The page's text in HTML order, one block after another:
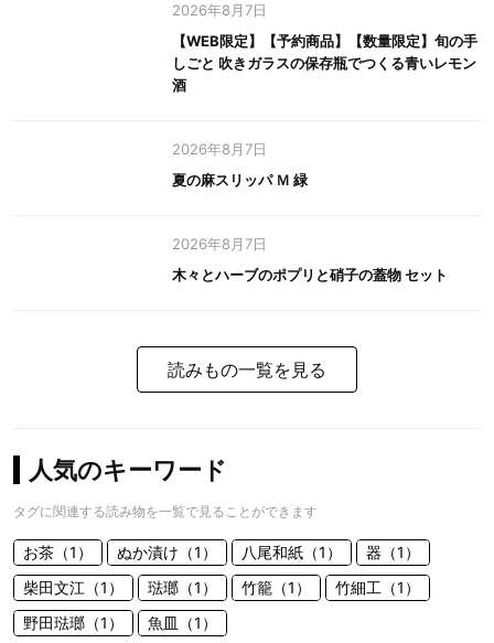
2026年8月7日
【WEB限定】【予約商品】【数量限定】旬の手
しごと 吹きガラスの保存瓶でつくる青いレモン
酒
2026年8月7日
夏の麻スリッパ Ｍ 緑
2026年8月7日
木々とハーブのポプリと硝子の蓋物 セット
読みもの一覧を見る
人気のキーワード
タグに関連する読み物を一覧で見ることができます
お茶（1） ぬか漬け（1） 八尾和紙（1）
器（1）
柴田文江（1）
琺瑯（1） 竹籠（1）
竹細工（1）
野田琺瑯（1）
魚皿（1）